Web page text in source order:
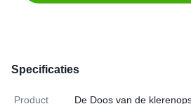
Specificaties
Product
De Doos van de